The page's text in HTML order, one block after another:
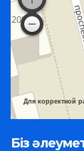
Для корректной
Біз